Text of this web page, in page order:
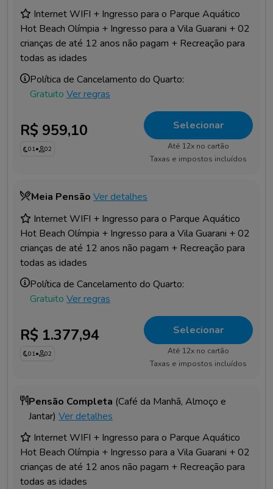
Internet WIFI + Ingresso para o Parque Aquático
Hot Beach Olímpia + Ingresso para a Vila Guarani + 02
crianças de até 12 anos não pagam + Recreação para
todas as idades
Política de Cancelamento do Quarto:
Gratuito Ver regras
R$ 959,10
01• 02
Selecionar
Até 12x no cartão
Taxas e impostos incluídos
Meia Pensão Ver detalhes
Internet WIFI + Ingresso para o Parque Aquático
Hot Beach Olímpia + Ingresso para a Vila Guarani + 02
crianças de até 12 anos não pagam + Recreação para
todas as idades
Política de Cancelamento do Quarto:
Gratuito Ver regras
R$ 1.377,94
01• 02
Selecionar
Até 12x no cartão
Taxas e impostos incluídos
Pensão Completa (Café da Manhã, Almoço e
Jantar) Ver detalhes
Internet WIFI + Ingresso para o Parque Aquático
Hot Beach Olímpia + Ingresso para a Vila Guarani + 02
crianças de até 12 anos não pagam + Recreação para
todas as idades